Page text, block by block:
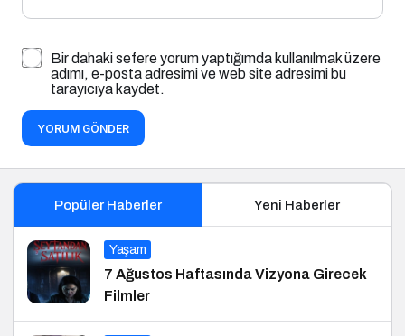
Bir dahaki sefere yorum yaptığımda kullanılmak üzere
adımı, e-posta adresimi ve web site adresimi bu
tarayıcıya kaydet.
YORUM GÖNDER
Popüler Haberler Yeni Haberler
Yaşam
7 Ağustos Haftasında Vizyona Girecek
Filmler